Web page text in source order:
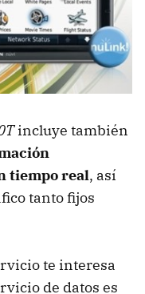
incluye también
tiempo real, así
tanto fijos
te interesa
de datos es